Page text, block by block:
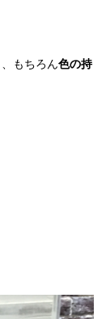
、もちろん色の持